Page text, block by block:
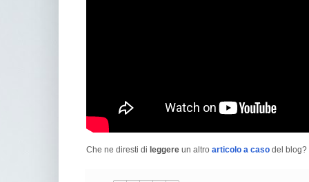
Che ne diresti di leggere un altro articolo a caso del blog?